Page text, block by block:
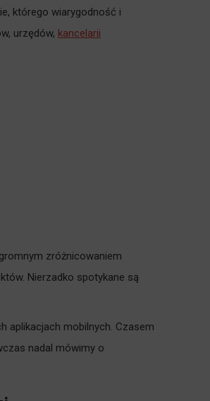
którego wiarygodność i
urzędów, kancelarii
zróżnicowaniem
Nierzadko spotykane są
aplikacjach mobilnych. Czasem
nadal mówimy o